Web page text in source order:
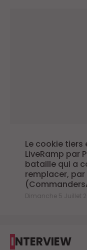
Le cookie
LiveRamp par
bataille qui a
remplacer,
Dimanche 5 Juillet
INTERVIEW